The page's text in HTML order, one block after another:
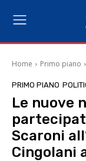
Home Primo piano
PRIMO PIANO
Le nuove
Scaroni
Cingolani